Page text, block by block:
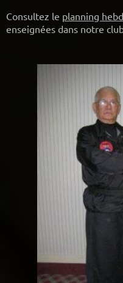
Consultez le planning
enseignées dans notre